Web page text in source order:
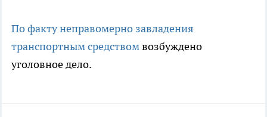
По факту неправомерно завладения
транспортным средствомвозбуждено
уголовное дело.